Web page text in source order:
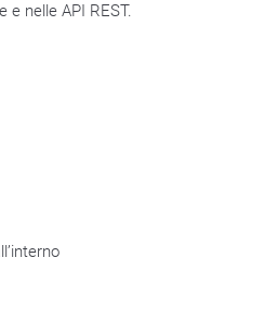
e nelle API REST.